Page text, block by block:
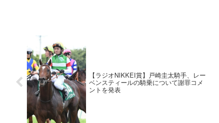
【ラジオNIKKEI賞】戸崎圭太騎手、レー
ベンスティールの騎乗について謝罪コメ
ントを発表